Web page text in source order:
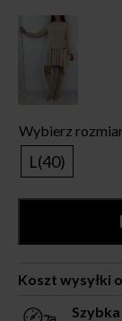
Wybierz
L(40)
Koszt wysyłki